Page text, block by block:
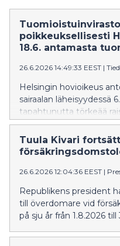
poikkeuksellisesti
18.6. antamasta
26.6.2026 14:49:33 EEST |
Helsingin hovioikeus
sairaalan läheisyydessä
tapahtunutta törkeää
Hovioikeus ei
asiassa 22.4.2025
hylännyt syytteen
sosiaalisessa mediassa.
asianomistajan
oikeudenkäyntikulujen
Tuula Kivari
26.6.2026 12:04:36 EEST |
Republikens president
till överdomare vid
på sju år från 1.8.2026 till